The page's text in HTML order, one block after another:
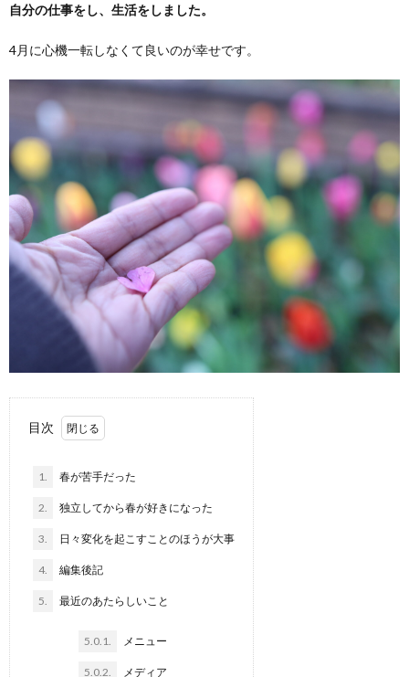
自分の仕事をし、生活をしました。
4月に心機一転しなくて良いのが幸せです。
目次
1. 春が苦手だった
2. 独立してから春が好きになった
3. 日々変化を起こすことのほうが大事
4. 編集後記
5. 最近のあたらしいこと
5.0.1. メニュー
5.0.2. メディア